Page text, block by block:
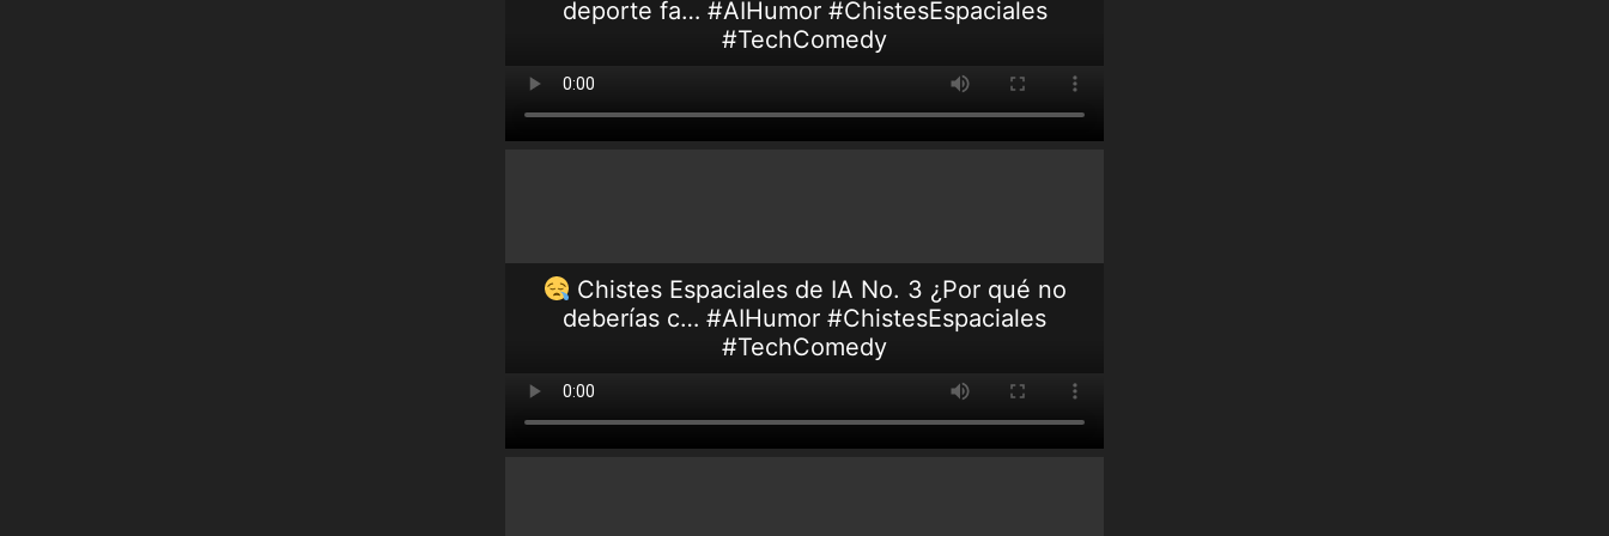
deporte fa… #AIHumor #ChistesEspaciales
#TechComedy
Chistes Espaciales de IA No. 3 ¿Por qué no
deberías c… #AIHumor #ChistesEspaciales
#TechComedy